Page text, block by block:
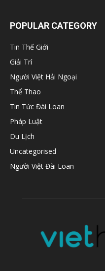
POPULAR CATEGORY
Tin Thế Giới
Giải Trí
Người Việt Hải Ngoại
Thể Thao
Tin Tức Đài Loan
Pháp Luật
Du Lịch
Uncategorised
Người Việt Đài Loan